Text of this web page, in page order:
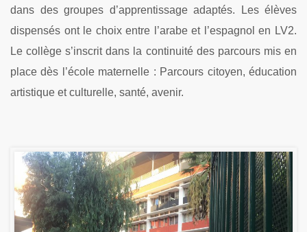
dans des groupes d’apprentissage adaptés. Les élèves
dispensés ont le choix entre l’arabe et l’espagnol en LV2.
Le collège s’inscrit dans la continuité des parcours mis en
place dès l’école maternelle : Parcours citoyen, éducation
artistique et culturelle, santé, avenir.